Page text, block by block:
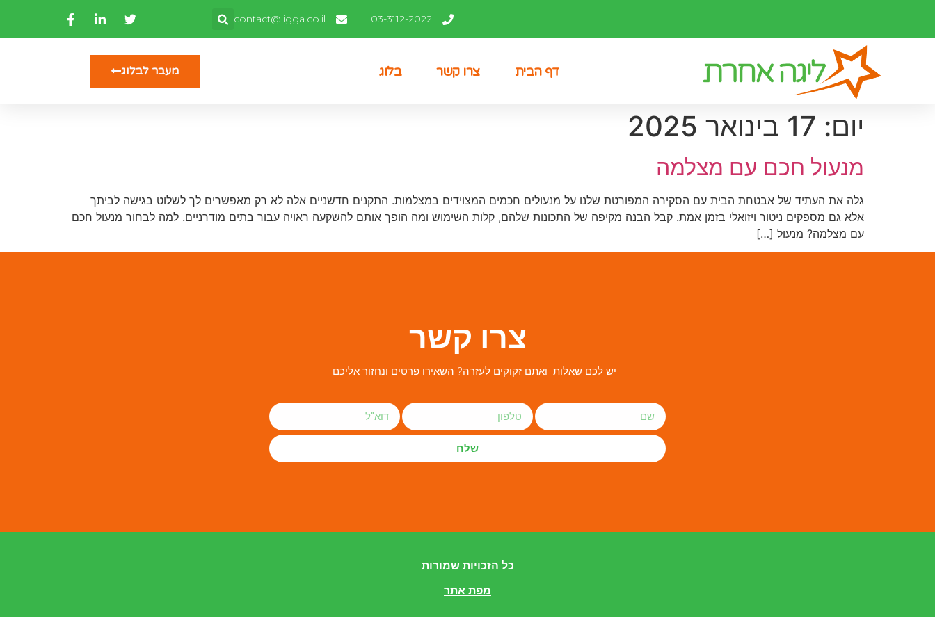
03-3112-2022
contact@ligga.co.il
דף הבית צרו קשר בלוג מעבר לבלוג
יום: 17 בינואר 2025
מנעול חכם עם מצלמה
גלה את העתיד של אבטחת הבית עם הסקירה המפורטת שלנו על מנעולים חכמים המצוידים במצלמות. התקנים חדשניים אלה לא רק מאפשרים לך לשלוט בגישה לביתך
אלא גם מספקים ניטור ויזואלי בזמן אמת. קבל הבנה מקיפה של התכונות שלהם, קלות השימוש ומה הופך אותם להשקעה ראויה עבור בתים מודרניים. למה לבחור מנעול חכם
עם מצלמה? מנעול […]
צרו קשר
יש לכם שאלות ואתם זקוקים לעזרה? השאירו פרטים ונחזור אליכם
שלח
כל הזכויות שמורות
מפת אתר